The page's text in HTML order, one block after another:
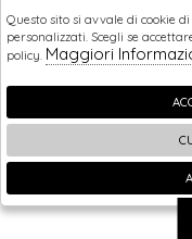
🍪
Questo sito si avvale di cookie
personalizzati. Scegli se
policy. Maggiori